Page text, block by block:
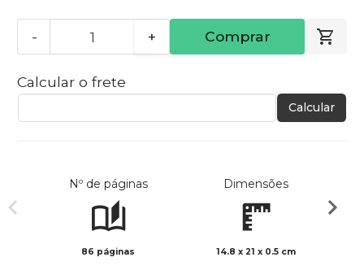
- + Comprar
Calcular o frete
Calcular
Nº de páginas
86 páginas
Dimensões
14.8 x 21 x 0.5 cm